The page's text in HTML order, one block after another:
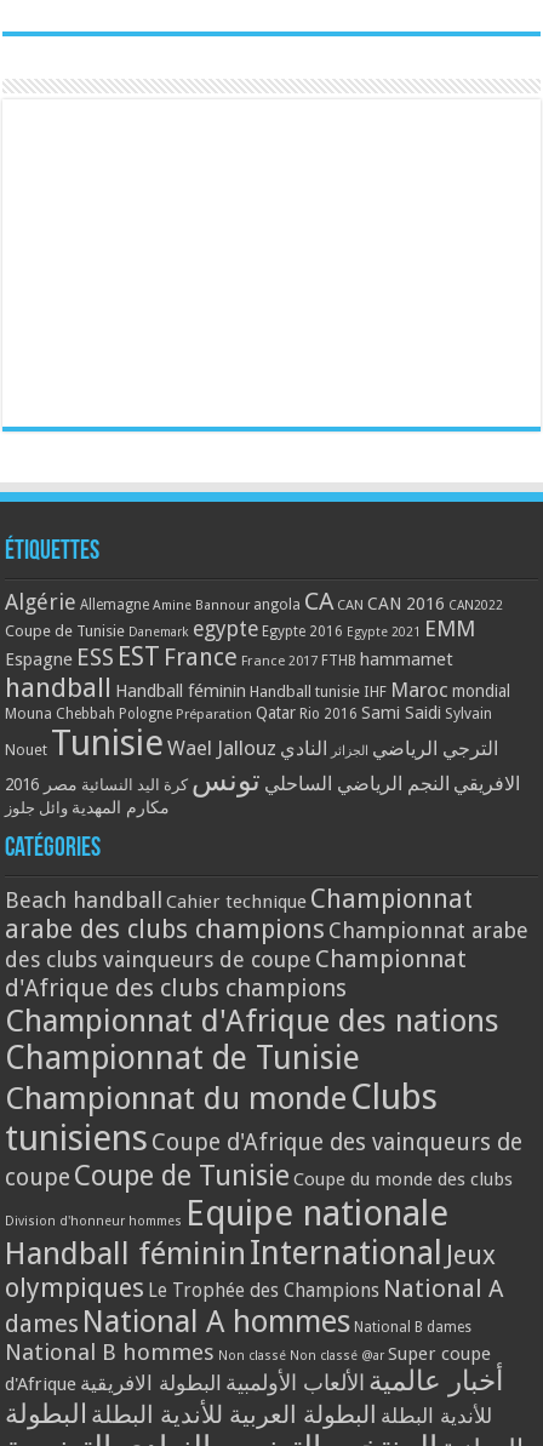
Étiquettes
Algérie Allemagne Amine Bannour angola CA CAN CAN 2016 CAN2022
Coupe de Tunisie Danemark egypte Egypte 2016 Egypte 2021 EMM
Espagne ESS EST France France 2017 FTHB hammamet
handball Handball féminin Handball tunisie IHF Maroc mondial
Mouna Chebbah Pologne Préparation Qatar Rio 2016 Sami Saidi Sylvain
Nouet Tunisie Wael Jallouz الترجي الرياضي الجزائر النادي
الافريقي النجم الرياضي الساحلي تونس كرة اليد النسائية مصر 2016
مكارم المهدية وائل جلوز
Catégories
Beach handball Cahier technique Championnat
arabe des clubs champions Championnat arabe
des clubs vainqueurs de coupe Championnat
d'Afrique des clubs champions
Championnat d'Afrique des nations
Championnat de Tunisie
Championnat du monde Clubs
tunisiens Coupe d'Afrique des vainqueurs de
coupe Coupe de Tunisie Coupe du monde des clubs
Division d'honneur hommes Equipe nationale
Handball féminin International Jeux
olympiques Le Trophée des Champions National A
dames National A hommes National B dames
National B hommes Non classé Non classé @ar Super coupe
d'Afrique
أخبار عالمية الألعاب الأولمبية البطولة الافريقية
للأندية البطلة البطولة العربية للأندية البطلة البطولة